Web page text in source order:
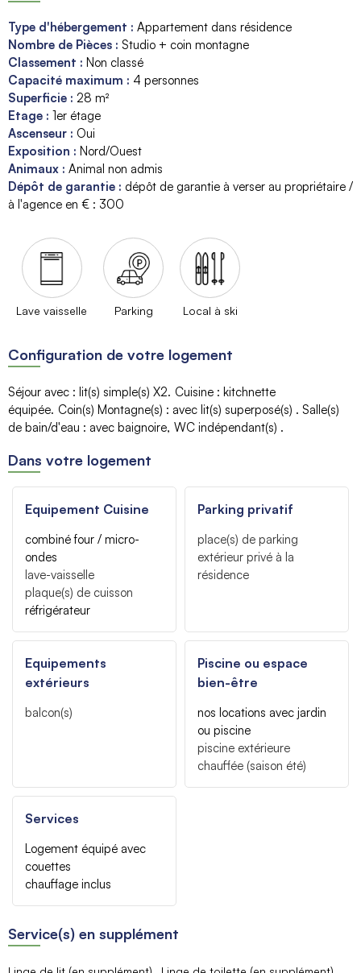
Type d'hébergement : Appartement dans résidence
Nombre de Pièces : Studio + coin montagne
Classement : Non classé
Capacité maximum : 4 personnes
Superficie : 28 m²
Etage : 1er étage
Ascenseur : Oui
Exposition : Nord/Ouest
Animaux : Animal non admis
Dépôt de garantie : dépôt de garantie à verser au propriétaire /
à l'agence en € : 300
Lave vaisselle Parking Local à ski
Configuration de votre logement
Séjour avec : lit(s) simple(s) X2 Cuisine : kitchnette
équipée Coin(s) Montagne(s) : avec lit(s) superposé(s)
Salle(s)
de bain/d'eau : avec baignoire WC indépendant(s)
Dans votre logement
Equipement Cuisine
combiné four / micro-
ondes
lave-vaisselle
plaque(s) de cuisson
réfrigérateur
Parking privatif
place(s) de parking
extérieur privé à la
résidence
Equipements
extérieurs
balcon(s)
Piscine ou espace
bien-être
nos locations avec jardin
ou piscine
piscine extérieure
chauffée (saison été)
Services
Logement équipé avec
couettes
chauffage inclus
Service(s) en supplément